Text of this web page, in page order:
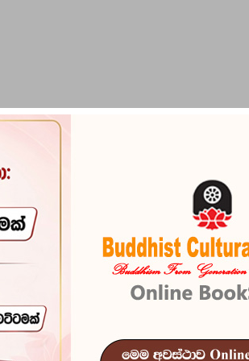
BUDDHA STATUES RITUAL ITEMS &
Rahathan
නිබදවම ආදී පෙළ